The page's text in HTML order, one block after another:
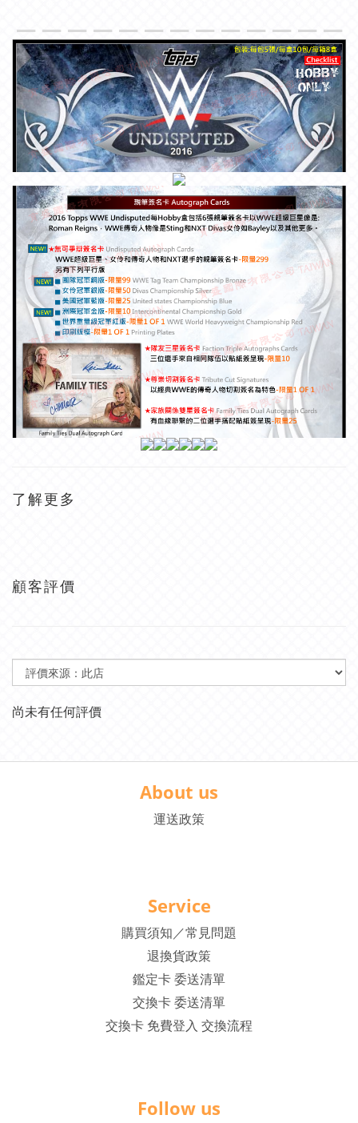
了解更多
顧客評價
尚未有任何評價
About us
運送政策
Service
購買須知／常見問題
退換貨政策
鑑定卡 委送清單
交換卡 委送清單
交換卡 免費登入 交換流程
Follow us